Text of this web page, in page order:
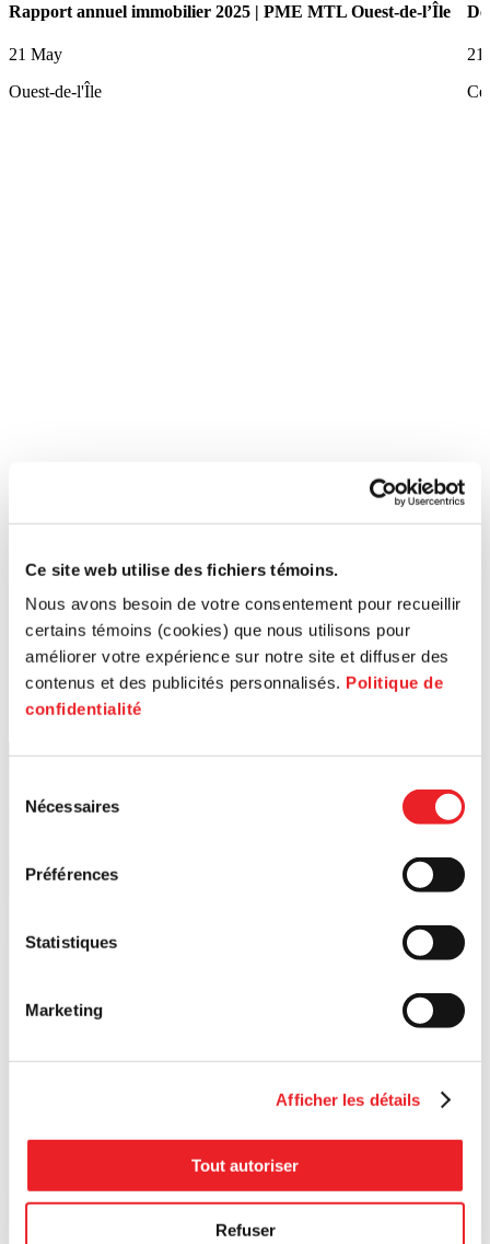
Ce site web utilise des fichiers témoins.
Nous avons besoin de votre consentement pour recueillir
certains témoins (cookies) que nous utilisons pour
améliorer votre expérience sur notre site et diffuser des
contenus et des publicités personnalisés. Politique de
confidentialité
Nécessaires
Préférences
Statistiques
Marketing
Afficher les détails
Tout autoriser
Refuser
Rapport annuel immobilier 2025 | PME MTL Ouest-de-l’Île
21 May
Ouest-de-l'Île
21